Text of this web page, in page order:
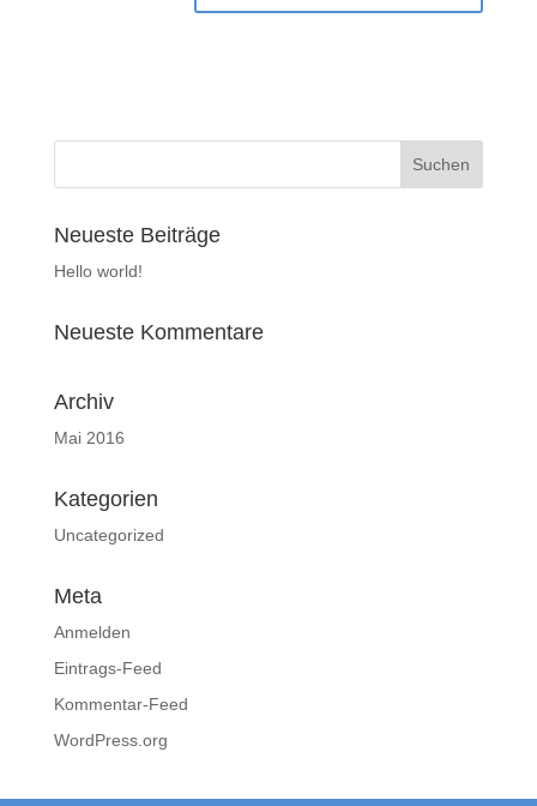
Neueste Beiträge
Hello world!
Neueste Kommentare
Archiv
Mai 2016
Kategorien
Uncategorized
Meta
Anmelden
Eintrags-Feed
Kommentar-Feed
WordPress.org